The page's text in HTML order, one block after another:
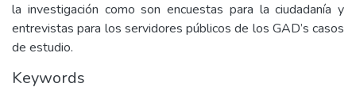
la investigación como son encuestas para la ciudadanía y
entrevistas para los servidores públicos de los GAD’s casos
de estudio.
Keywords